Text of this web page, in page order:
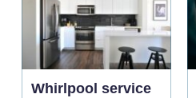
Whirlpool service